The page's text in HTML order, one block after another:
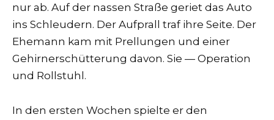
nur ab. Auf der nassen Straße geriet das Auto
ins Schleudern. Der Aufprall traf ihre Seite. Der
Ehemann kam mit Prellungen und einer
Gehirnerschütterung davon. Sie — Operation
und Rollstuhl.
In den ersten Wochen spielte er den